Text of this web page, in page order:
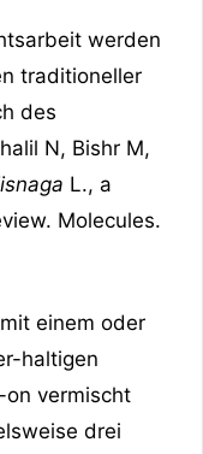
werden
traditioneller
des
N, Bishr M,
L., a
Molecules.
einem oder
haltigen
on vermischt
drei